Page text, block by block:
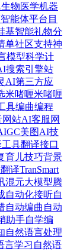
生物医学机器
能体平台 目
基智能礼物分
单社区支持神
模型科学计
搜索引擎站
AI第三方应
米啫喱米啫喱
具编曲编程
网站AI客服 网
美图AI技
具翻译接口
育儿技巧背景
译TranSmart
混元大模型腾
自动化接听自
自动编曲 自动
助手自学编
自然语言处理
言学习 自然语